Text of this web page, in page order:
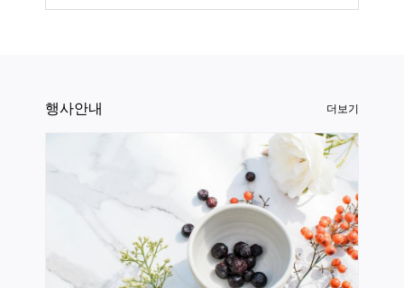
행사안내 더보기